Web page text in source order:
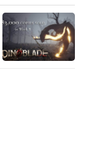
否能够如期
煌，我们拭